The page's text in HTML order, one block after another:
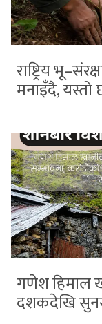
राष्ट्रिय
मनाइँदै,
गणेश हिमाल
दशकदेखि